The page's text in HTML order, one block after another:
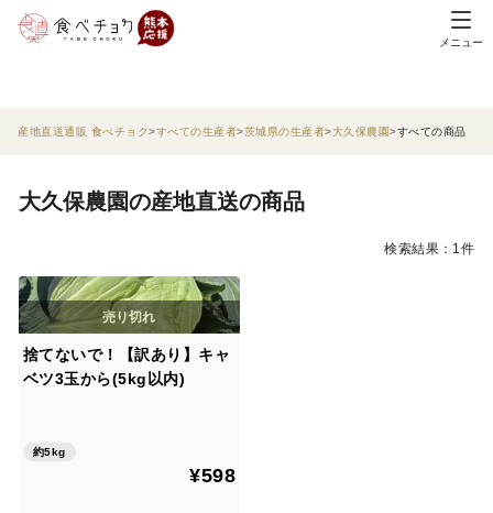
メニュー
産地直送通販 食べチョク すべての生産者 茨城県の生産者 大久保農園 すべての商品
大久保農園の産地直送の商品
検索結果：1件
捨てないで！【訳あり】キャ
ベツ3玉から(5kg以内)
約5kg
¥598